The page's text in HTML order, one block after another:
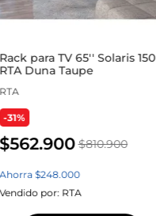
Rack para TV 65'' Solaris 150
RTA Duna Taupe
RTA
-31%
$562.900 $810.900
Ahorra $248.000
Vendido por: RTA